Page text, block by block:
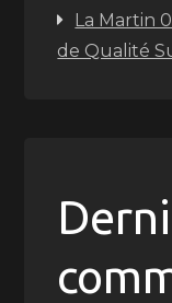
La Martin
de Qualité